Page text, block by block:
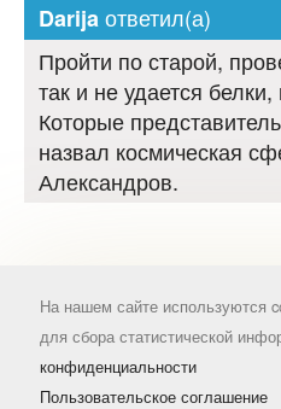
Darijaответил(а)
Пройти по старой,
так и не удается
Которые
назвал космическая
Александров.
На нашем сайте используются
для сбора статистической
конфиденциальности
Пользовательское соглашение